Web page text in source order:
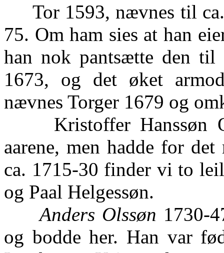
Tor 1593, nævnes til ca.
75. Om ham sies at han
han nok pantsætte den til
1673, og det øket
nævnes Torger 1679 og
Kristoffer Hanssøn
aarene, men hadde for
ca. 1715-30 finder vi to
og Paal Helgessøn.
Anders Olssøn 1730-
og bodde her. Han var